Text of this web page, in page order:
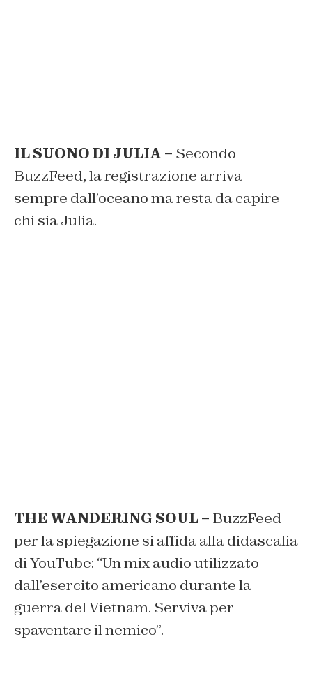
IL SUONO DI JULIA – Secondo
BuzzFeed, la registrazione arriva
sempre dall’oceano ma resta da capire
chi sia Julia.
THE WANDERING SOUL – BuzzFeed
per la spiegazione si affida alla didascalia
di YouTube: “Un mix audio utilizzato
dall’esercito americano durante la
guerra del Vietnam. Serviva per
spaventare il nemico”.